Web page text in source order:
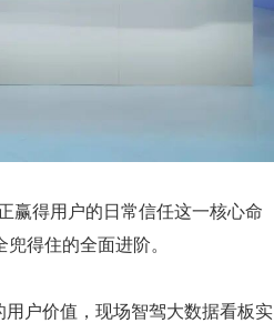
赢得用户的日常信任这一核心命
得住的全面进阶。
户价值，现场智驾大数据看板实